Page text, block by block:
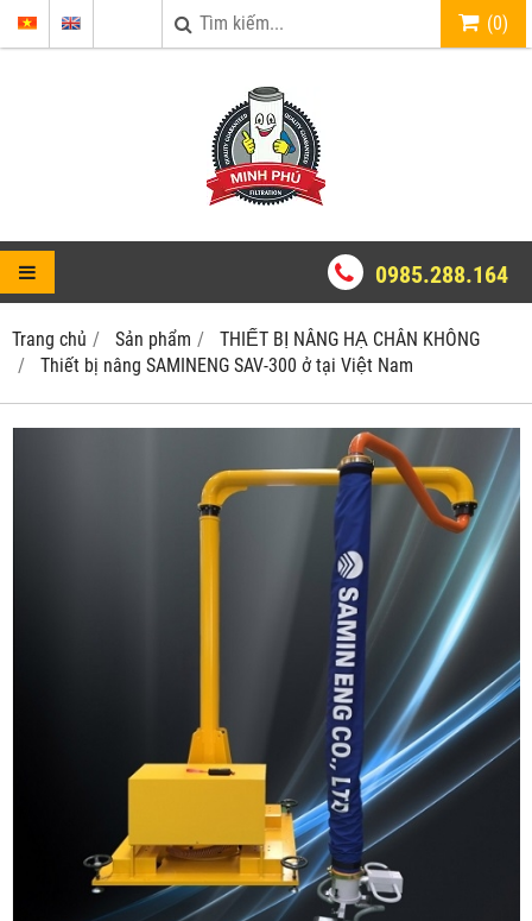
(0)
0985.288.164
Trang chủ Sản phẩm
THIẾT BỊ NÂNG HẠ CHÂN KHÔNG
Thiết bị nâng SAMINENG SAV-300 ở tại Việt Nam